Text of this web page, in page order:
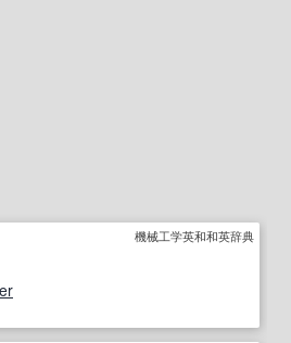
機械工学英和和英辞典